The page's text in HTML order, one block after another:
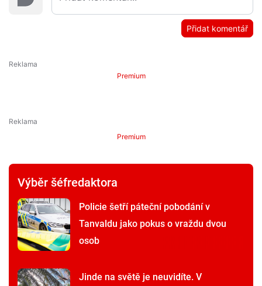
Přidat komentář
Premium
Premium
Výběr šéfredaktora
Policie šetří páteční pobodání v
Tanvaldu jako pokus o vraždu dvou
osob
Jinde na světě je neuvidíte. V